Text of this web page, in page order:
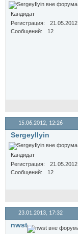
Кандидат
Регистрация
21.05.2012
Сообщений
12
15.06.2012, 12:26
SergeyIlyin
Кандидат
Регистрация
21.05.2012
Сообщений
12
23.01.2013, 17:32
nwst